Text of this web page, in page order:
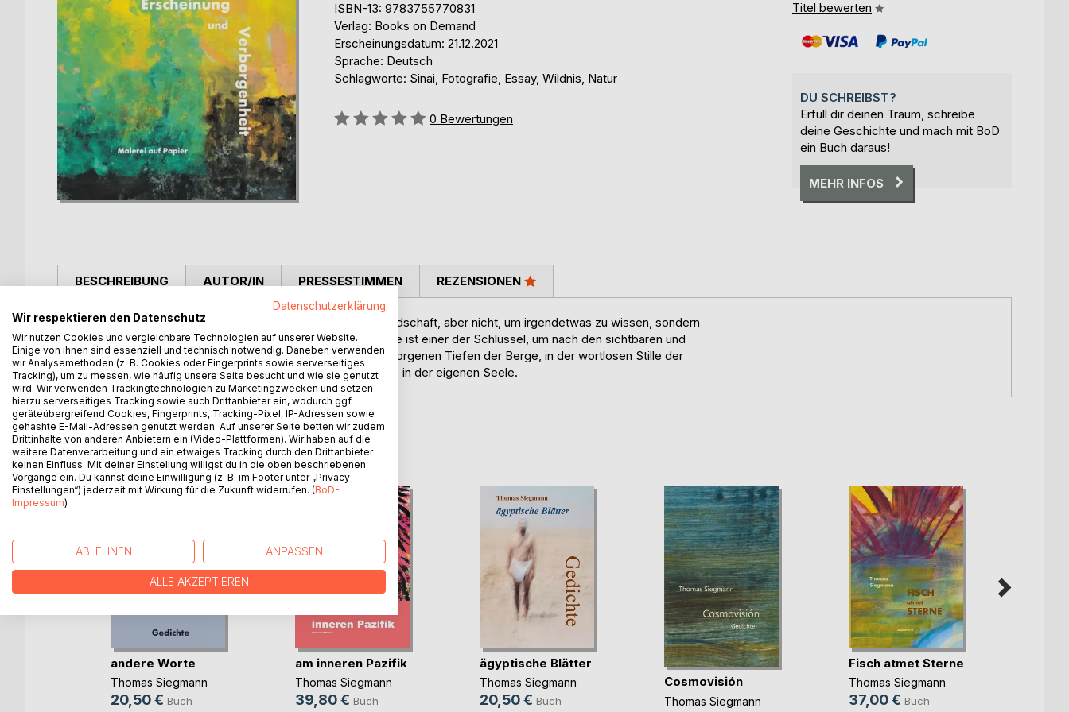
ISBN-13: 9783755770831
Verlag: Books on Demand
Erscheinungsdatum: 21.12.2021
Sprache: Deutsch
Schlagworte: Sinai, Fotografie, Essay, Wildnis, Natur
Bewertung::
0 Bewertungen
Titel bewerten
DU SCHREIBST?
Erfüll dir deinen Traum, schreibe
deine Geschichte und mach mit BoD
ein Buch daraus!
MEHR INFOS
BESCHREIBUNG
Der Künstler lebt im Land der Formwerdung. Er ist auf Kundschaft, aber nicht, um irgendetwas zu wissen, sondern
etwas zu erleben, was jenseits des Wissens liegt. Hingabe ist einer der Schlüssel, um nach den sichtbaren und
unsichtbaren Bauplänen der Welt zu forschen, in den verborgenen Tiefen der Berge, in der wortlosen Stille der
Wüste, auf dem Grund der Meere, im Innersten der Dinge, in der eigenen Seele.
AUTOR/IN PRESSESTIMMEN REZENSIONEN
WEITERE TITEL BEIBoD
andere Worte
Thomas Siegmann
20,50 € Buch
am inneren Pazifik
Thomas Siegmann
39,80 € Buch
ägyptische Blätter
Thomas Siegmann
20,50 € Buch
Cosmovisión
Thomas Siegmann
Fisch atmet Sterne
Thomas Siegmann
37,00 € Buch
Datenschutzerklärung
Wir respektieren den Datenschutz
Wir nutzen Cookies und vergleichbare Technologien auf unserer Website.
Einige von ihnen sind essenziell und technisch notwendig. Daneben verwenden
wir Analysemethoden (z. B. Cookies oder Fingerprints sowie serverseitiges
Tracking), um zu messen, wie häufig unsere Seite besucht und wie sie genutzt
wird. Wir verwenden Trackingtechnologien zu Marketingzwecken und setzen
hierzu serverseitiges Tracking sowie auch Drittanbieter ein, wodurch ggf.
geräteübergreifend Cookies, Fingerprints, Tracking-Pixel, IP-Adressen sowie
gehashte E-Mail-Adressen genutzt werden. Auf unserer Seite betten wir zudem
Drittinhalte von anderen Anbietern ein (Video-Plattformen). Wir haben auf die
weitere Datenverarbeitung und ein etwaiges Tracking durch den Drittanbieter
keinen Einfluss. Mit deiner Einstellung willigst du in die oben beschriebenen
Vorgänge ein. Du kannst deine Einwilligung (z. B. im Footer unter „Privacy-
Einstellungen“) jederzeit mit Wirkung für die Zukunft widerrufen. (BoD-
Impressum)
ABLEHNEN ANPASSEN
ALLE AKZEPTIEREN